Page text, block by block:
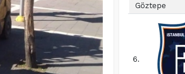
Göztepe
6.